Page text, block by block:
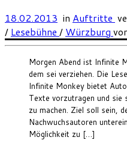
18.02.2013 in Auftritte
/ Lesebühne / Würzburg
Morgen Abend ist Infinite
dem sei verziehen. Die
Infinite Monkey bietet
Texte vorzutragen und sie
zu machen. Ziel soll sein,
Nachwuchsautoren
Möglichkeit zu […]